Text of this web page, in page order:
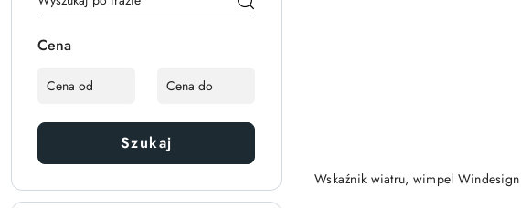
Cena
Szukaj
Wskaźnik wiatru, wimpel Windesign
DO KOSZYKA